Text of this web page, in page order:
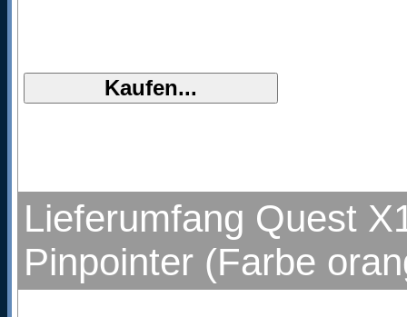
Lieferumfang Quest
Pinpointer (Farbe